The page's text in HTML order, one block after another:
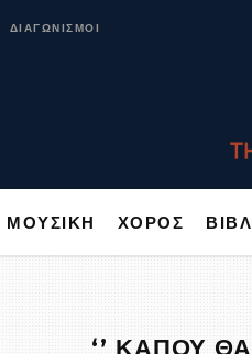
ΔΙΑΓΩΝΙΣΜΟΙ
ΜΟΥΣΙΚΗ ΧΟΡΟΣ
ΜΟΥΣΙΚΗ
‘’ ΚΑΠΟΥ